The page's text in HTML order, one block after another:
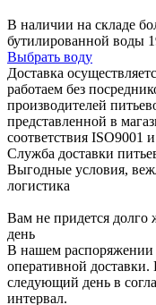
В наличии на складе
бутилированной воды
Выбрать воду
Доставка
работаем без
производителей
представленной в
соответствия ISO9001
Служба доставки
Выгодные условия,
логистика
Вам не придется
день
В нашем распоряжении
оперативной доставки.
следующий день в
интервал.